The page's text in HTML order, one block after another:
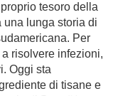
tesoro della
una lunga storia di
Per
risolvere infezioni,
Oggi sta
di tisane e